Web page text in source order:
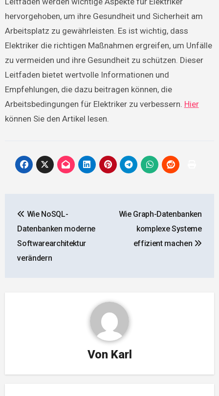
hervorgehoben, um ihre Gesundheit und Sicherheit am
Arbeitsplatz zu gewährleisten. Es ist wichtig, dass
Elektriker die richtigen Maßnahmen ergreifen, um Unfälle
zu vermeiden und ihre Gesundheit zu schützen. Dieser
Leitfaden bietet wertvolle Informationen und
Empfehlungen, die dazu beitragen können, die
Arbeitsbedingungen für Elektriker zu verbessern. Hier
können Sie den Artikel lesen.
Wie NoSQL-
Datenbanken moderne
Softwarearchitektur
verändern
Wie Graph-Datenbanken
komplexe Systeme
effizient machen
Von Karl